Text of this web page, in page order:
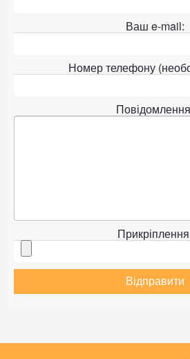
Ваш e-mail:
Номер телефону
Відправити